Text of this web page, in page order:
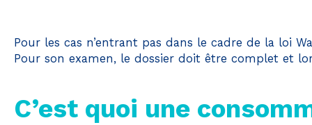
Pour les cas n’entrant pas dans le cadre de la loi
Pour son examen, le dossier doit être complet et
C’est quoi une